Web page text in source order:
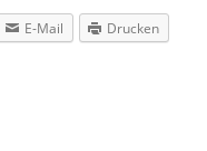
E-Mail Drucken